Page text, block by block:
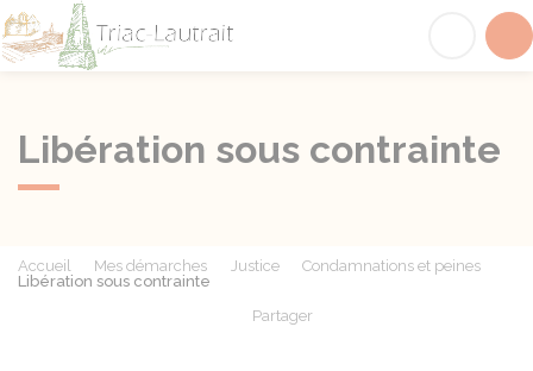
Libération sous contrainte
Accueil Mes démarches Justice
Condamnations et peines
Libération sous contrainte
Partager